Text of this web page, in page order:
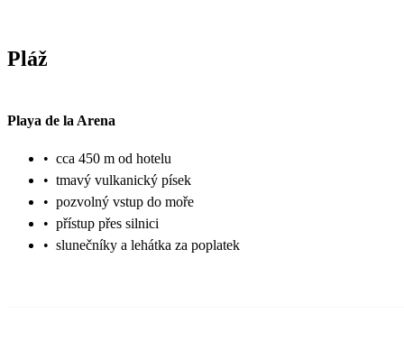
Pláž
Playa de la Arena
• cca 450 m od hotelu
• tmavý vulkanický písek
• pozvolný vstup do moře
• přístup přes silnici
• slunečníky a lehátka za poplatek